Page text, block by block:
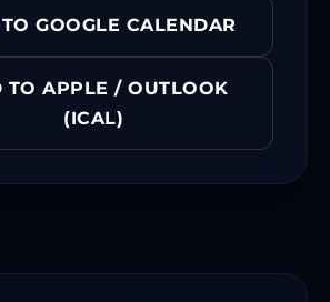
GOOGLE CALENDAR
TO APPLE / OUTLOOK
(ICAL)